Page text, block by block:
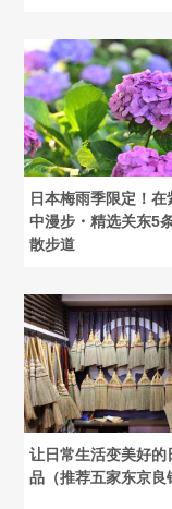
日本梅雨季限定！在
中漫步・精选关东5
散步道
让日常生活变美好的
品（推荐五家东京良